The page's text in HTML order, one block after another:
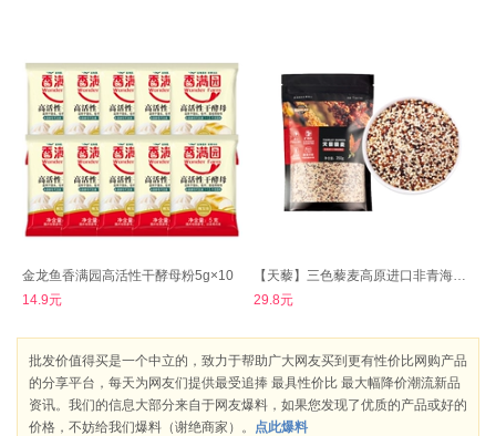
金龙鱼香满园高活性干酵母粉5g×10
14.9元
29.8元
批发价值得买是一个中立的，致力于帮助广大网友买到更有性价比网购产品
的分享平台，每天为网友们提供最受追捧 最具性价比 最大幅降价潮流新品
资讯。我们的信息大部分来自于网友爆料，如果您发现了优质的产品或好的
价格，不妨给我们爆料（谢绝商家）。
点此爆料